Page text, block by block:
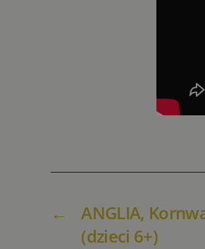
←
ANGLIA,
(dzieci 6+)